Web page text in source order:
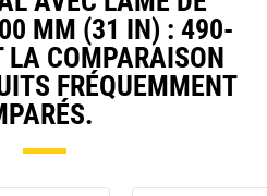
MM (31 IN) : 490-
COMPARAISON
FRÉQUEMMENT